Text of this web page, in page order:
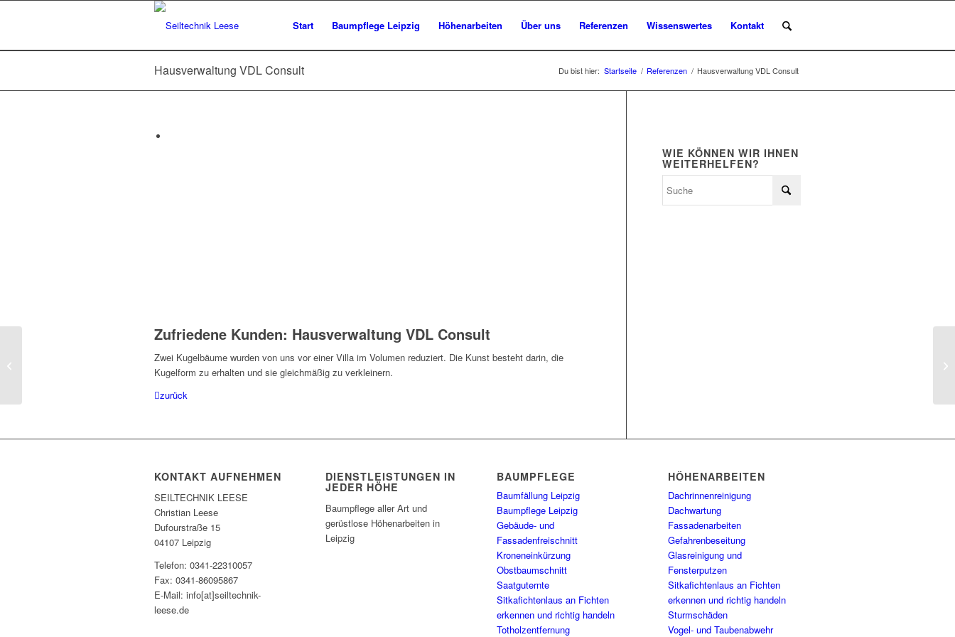
Start Baumpflege Leipzig Höhenarbeiten Über uns Referenzen Wissenswertes Kontakt
Hausverwaltung VDL Consult Du bist hier: Startseite / Referenzen / Hausverwaltung VDL Consult
Zufriedene Kunden: Hausverwaltung VDL Consult
Zwei Kugelbäume wurden von uns vor einer Villa im Volumen reduziert. Die Kunst besteht darin, die
Kugelform zu erhalten und sie gleichmäßig zu verkleinern.
zurück
WIE KÖNNEN WIR IHNEN
WEITERHELFEN?
KONTAKT AUFNEHMEN
SEILTECHNIK LEESE
Christian Leese
Dufourstraße 15
04107 Leipzig
Telefon: 0341-22310057
Fax: 0341-86095867
E-Mail: info[at]seiltechnik-
leese.de
DIENSTLEISTUNGEN IN
JEDER HÖHE
Baumpflege aller Art und
gerüstlose Höhenarbeiten in
Leipzig
BAUMPFLEGE
Baumfällung Leipzig
Baumpflege Leipzig
Gebäude- und
Fassadenfreischnitt
Kroneneinkürzung
Obstbaumschnitt
Saatguternte
Sitkafichtenlaus an Fichten
erkennen und richtig handeln
Totholzentfernung
HÖHENARBEITEN
Dachrinnenreinigung
Dachwartung
Fassadenarbeiten
Gefahrenbeseitung
Glasreinigung und
Fensterputzen
Sitkafichtenlaus an Fichten
erkennen und richtig handeln
Sturmschäden
Vogel- und Taubenabwehr